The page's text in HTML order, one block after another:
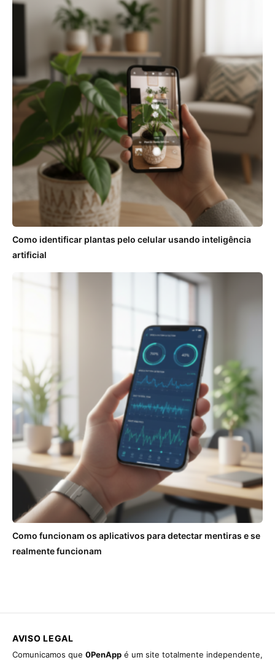
Como identificar plantas pelo celular usando inteligência
artificial
Como funcionam os aplicativos para detectar mentiras e se
realmente funcionam
AVISO LEGAL
Comunicamos que 0PenApp é um site totalmente independente,